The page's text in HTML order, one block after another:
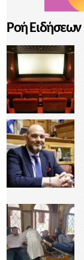
Ροή Ειδήσεων